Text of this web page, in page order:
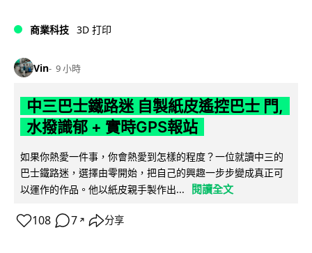
商業科技 3D 打印
Vin 9 小時
中三巴士鐵路迷 自製紙皮遙控巴士 門,
水撥識郁 + 實時GPS報站
如果你熱愛一件事，你會熱愛到怎樣的程度？一位就讀中三的
巴士鐵路迷，選擇由零開始，把自己的興趣一步步變成真正可
以運作的作品。他以紙皮親手製作出...
閱讀全文
108 7 ↗ 分享